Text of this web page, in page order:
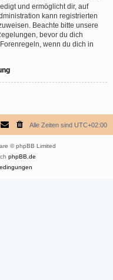
und ermöglicht dir, auf
kann registrierten
Beachte bitte unsere
bevor du dich
wenn du dich in
Alle Zeiten sind UTC+02:00
© phpBB Limited
phpBB.de